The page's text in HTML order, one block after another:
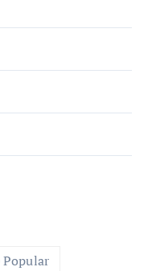
Popular